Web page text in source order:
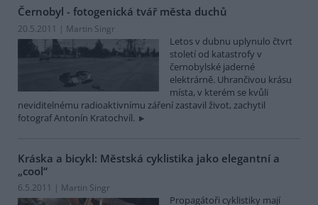
Černobyl - fotogenická tvář města duchů
20.5.2011 | Martin Singr
Letos v dubnu uplynulo čtvrt
století od katastrofy v
černobylské jaderné
elektrárně. Uhrančivou krásu
místa, v kterém se kvůli
neviditelnému radioaktivnímu záření zastavil život, zachytil
fotograf Antonín Kratochvíl.
Kráska a bicykl: Městská cyklistika jako elegantní a
„cool“
6.5.2011 | Martin Singr
Propagátoři cyklistiky mají